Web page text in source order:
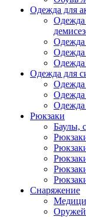
Одежда для
Одежда
Одежда
Одежда
Одежда
Одежда для
Одежда
Одежда
Одежда
Рюкзаки
Баулы,
Снаряжение